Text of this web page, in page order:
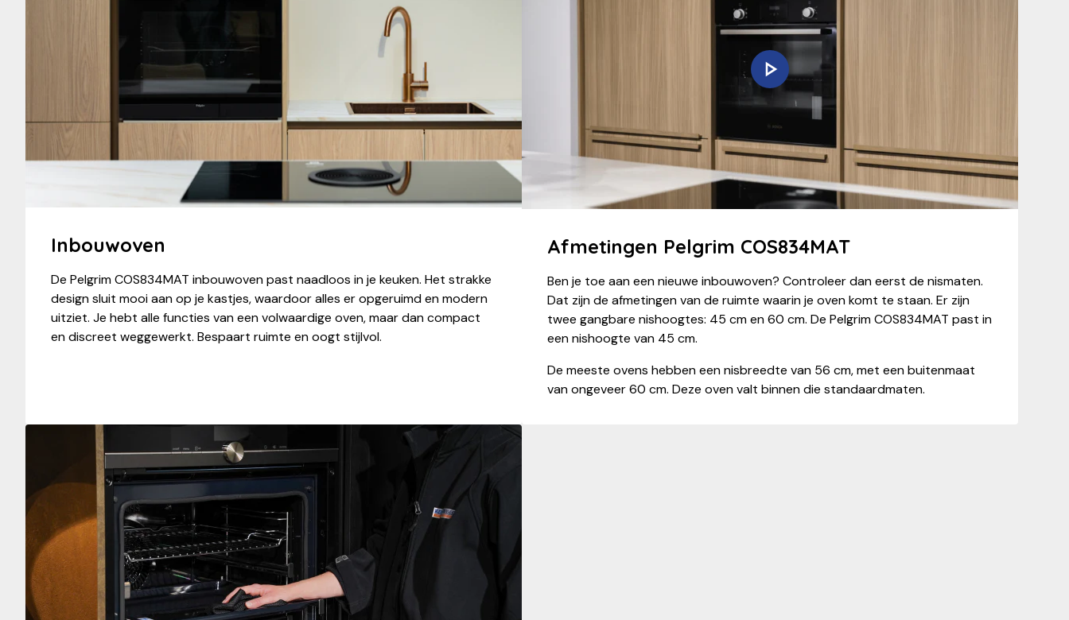
Inbouwoven
De Pelgrim COS834MAT inbouwoven past naadloos in je keuken. Het strakke
design sluit mooi aan op je kastjes, waardoor alles er opgeruimd en modern
uitziet. Je hebt alle functies van een volwaardige oven, maar dan compact
en discreet weggewerkt. Bespaart ruimte en oogt stijlvol.
Afmetingen Pelgrim COS834MAT
Ben je toe aan een nieuwe inbouwoven? Controleer dan eerst de nismaten.
Dat zijn de afmetingen van de ruimte waarin je oven komt te staan. Er zijn
twee gangbare nishoogtes: 45 cm en 60 cm. De Pelgrim COS834MAT past in
een nishoogte van 45 cm.
De meeste ovens hebben een nisbreedte van 56 cm, met een buitenmaat
van ongeveer 60 cm. Deze oven valt binnen die standaardmaten.